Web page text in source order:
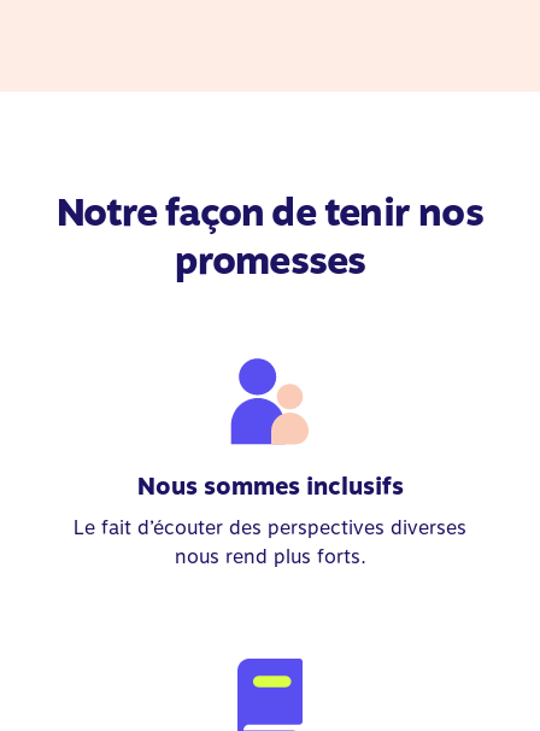
Notre façon de tenir nos
promesses
Nous sommes inclusifs
Le fait d’écouter des perspectives diverses
nous rend plus forts.